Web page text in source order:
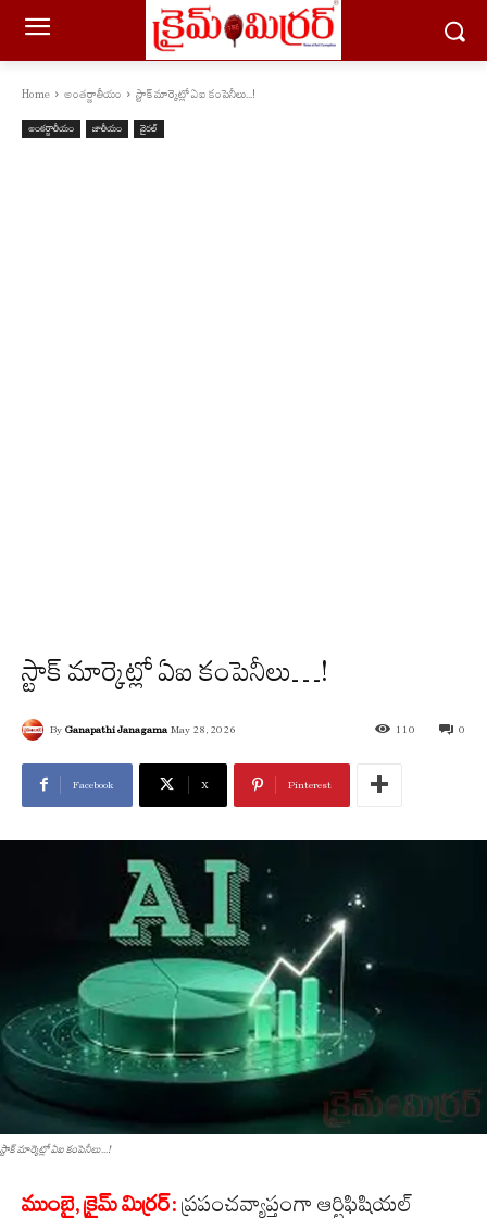
Home అంతర్జాతీయం స్టాక్ మార్కెట్లో ఏఐ కంపెనీలు...!
అంతర్జాతీయం జాతీయం వైరల్
స్టాక్ మార్కెట్లో ఏఐ కంపెనీలు…!
By Ganapathi Janagama May 28, 2026 0
110
Facebook X Pinterest
స్టాక్ మార్కెట్లో ఏఐ కంపెనీలు...!
ముంబై, క్రైమ్ మిర్ర‌ర్‌: ప్రపంచవ్యాప్తంగా ఆర్టిఫిషియల్